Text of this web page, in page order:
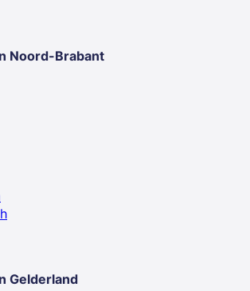
Noord-Brabant
Gelderland